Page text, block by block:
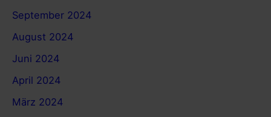
September 2024
August 2024
Juni 2024
April 2024
März 2024